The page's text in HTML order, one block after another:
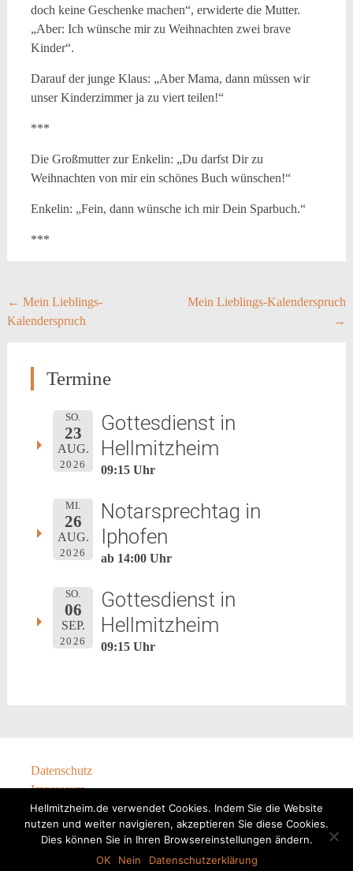
doch keine Geschenke machen“, erwiderte die Mutter.
„Aber: Ich wünsche mir zu Weihnachten zwei brave
Kinder“.
Darauf der junge Klaus: „Aber Mama, dann müssen wir
unser Kinderzimmer ja zu viert teilen!“
***
Die Großmutter zur Enkelin: „Du darfst Dir zu
Weihnachten von mir ein schönes Buch wünschen!“
Enkelin: „Fein, dann wünsche ich mir Dein Sparbuch.“
***
Post
navigation
← Mein Lieblings-
Kalenderspruch
Mein Lieblings-Kalenderspruch
→
Termine
SO.
23
AUG.
2026
Gottesdienst in
Hellmitzheim
09:15 Uhr
MI.
26
AUG.
2026
Notarsprechtag in
Iphofen
ab 14:00 Uhr
SO.
06
SEP.
2026
Gottesdienst in
Hellmitzheim
09:15 Uhr
Datenschutz
Impressum
@Hellmitzheim 2024
Hellmitzheim.de verwendet Cookies. Indem Sie die Website
nutzen und weiter navigieren, akzeptieren Sie diese Cookies.
Dies können Sie in Ihren Browsereinstellungen ändern.
OK
Nein Datenschutzerklärung